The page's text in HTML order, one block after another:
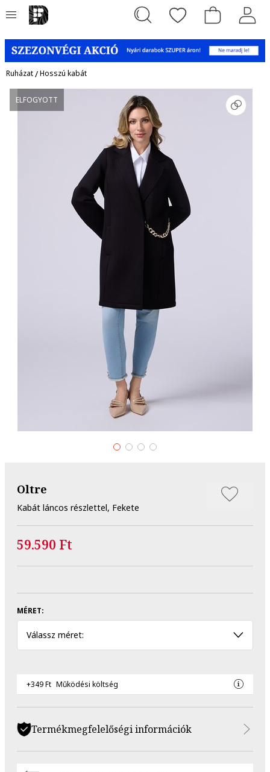
Ruházat/Hosszú kabát
ELFOGYOTT
Oltre
Kabát láncos részlettel, Fekete
59.590 Ft
MÉRET:
Válassz méret:
+349 Ft Működési költség
Termékmegfelelőségi információk